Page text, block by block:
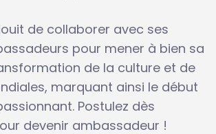
de collaborer avec ses
pour mener à bien sa
de la culture et de
marquant ainsi le début
Postulez dès
devenir ambassadeur !